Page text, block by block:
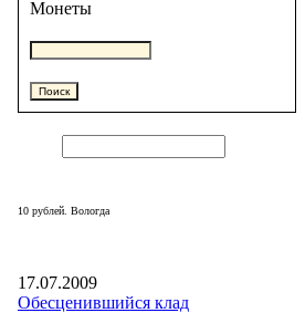
10 рублей. Вологда
17.07.2009
Обесценившийся клад